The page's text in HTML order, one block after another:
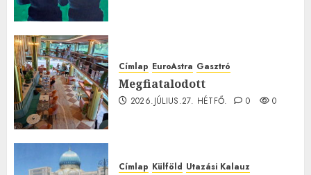
Címlap EuroAstra Gasztró
Megfiatalodott
2026.JÚLIUS.27. HÉTFŐ. 0 0
Címlap Külföld Utazási Kalauz